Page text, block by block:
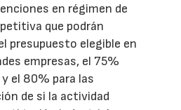
en régimen de
que podrán
presupuesto elegible en
empresas, el 75%
el 80% para las
de si la actividad